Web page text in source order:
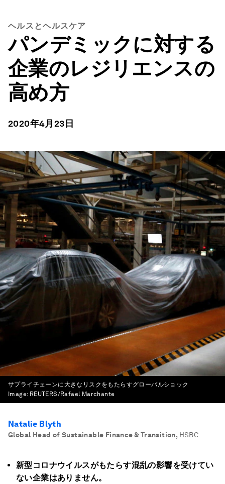
ヘルスとヘルスケア
パンデミックに対する
企業のレジリエンスの
高め方
2020年4月23日
サプライチェーンに大きなリスクをもたらすグローバルショック
Image: REUTERS/Rafael Marchante
Natalie Blyth
Global Head of Sustainable Finance & Transition, HSBC
新型コロナウイルスがもたらす混乱の影響を受けてい
ない企業はありません。